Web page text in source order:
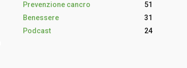
Prevenzione cancro
51
Benessere
31
Podcast
24